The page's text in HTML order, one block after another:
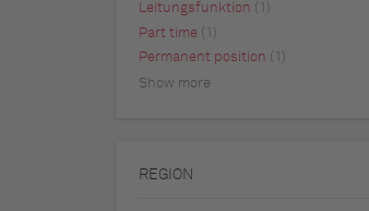
Leitungsfunktion
(1)
Part time (1)
Permanent position (1)
Show more
REGION